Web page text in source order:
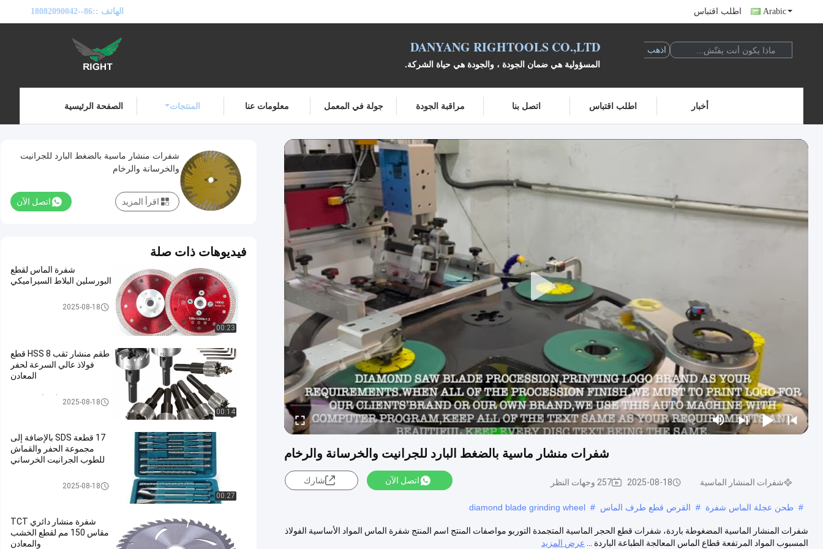
الهاتف ::86--18082090042 اطلب اقتباس Arabic
DANYANG RIGHTOOLS CO.,LTD
المسؤولية هي ضمان الجودة ، والجودة هي حياة الشركة.
الصفحة الرئيسية المنتجات معلومات عنا جولة في المعمل مراقبة الجودة اتصل بنا اطلب اقتباس أخبار
شفرات منشار ماسية بالضغط البارد للجرانيت والخرسانة والرخام
شفرات المنشار الماسية 2025-08-18 257 وجهات النظر اتصل الآن شارك
# طحن عجلة الماس شفرة # القرص قطع طرف الماس #
diamond blade grinding wheel
شفرات المنشار الماسية المضغوطة باردة، شفرات قطع الحجر الماسية المتجمدة التوربو مواصفات المنتج اسم المنتج شفرة الماس المواد الأساسية الفولاذ
المسبوب المواد المرتفعة قطاع الماس المعالجة الطباعة الباردة ...
عرض المزيد
شفرات منشار ماسية بالضغط البارد للجرانيت
والخرسانة والرخام
اتصل الآن اقرأ المزيد
فيديوهات ذات صلة
00:23
شفرة الماس لقطع
البورسلين البلاط السيراميكي
شفرات المنشار الماسية
2025-08-18
00:14
طقم منشار ثقب HSS 8 قطع
فولاذ عالي السرعة لحفر
المعادن
2025-08-18
00:27
17 قطعة SDS بالإضافة إلى
مجموعة الحفر والقماش
للطوب الجرانيت الخرساني
2025-08-18
شفرة منشار دائري TCT
مقاس 150 مم لقطع الخشب
والمعادن